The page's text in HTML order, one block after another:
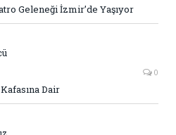
Geleneği İzmir’de Yaşıyor
0
Dair